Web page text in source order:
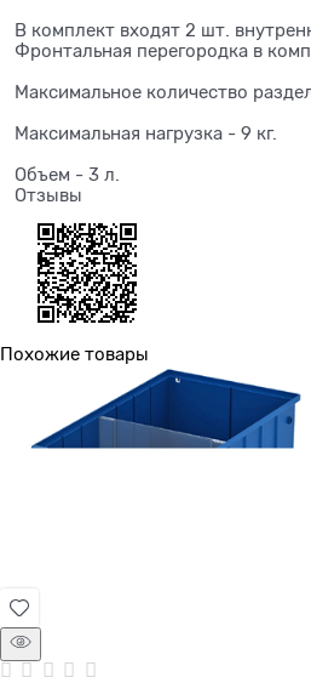
В комплект входят 2 шт.
Фронтальная перегородка в
Максимальное количество
Максимальная нагрузка - 9 кг.
Объем - 3 л.
Отзывы
Похожие товары